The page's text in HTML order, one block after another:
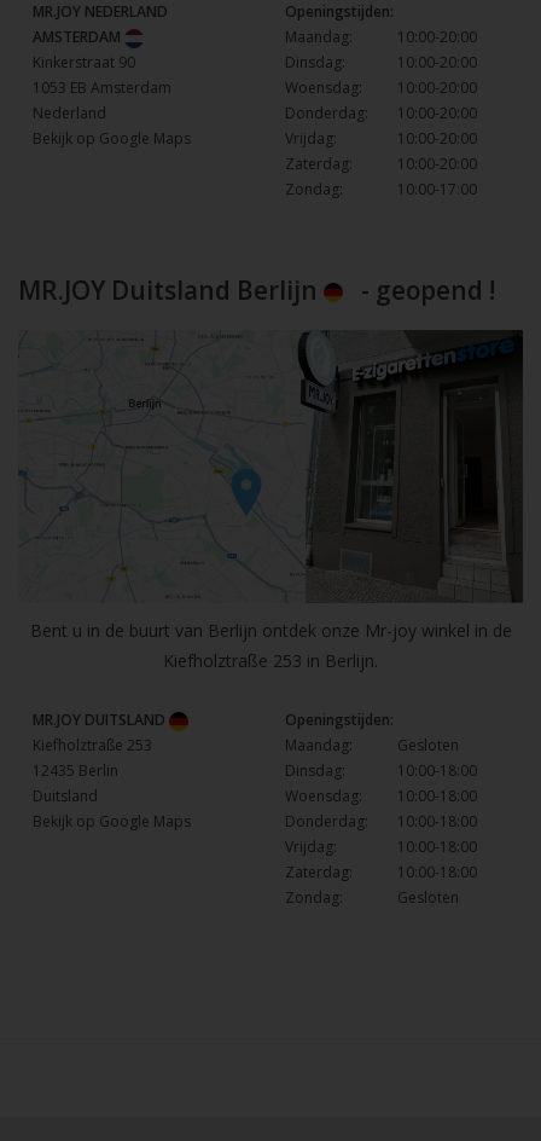
MR.JOY NEDERLAND
AMSTERDAM
Kinkerstraat 90
1053 EB Amsterdam
Nederland
Bekijk op Google Maps
Openingstijden:
Maandag:
10:00-20:00
Dinsdag:
10:00-20:00
Woensdag:
10:00-20:00
Donderdag:
10:00-20:00
Vrijdag:
10:00-20:00
Zaterdag:
10:00-20:00
Zondag:
10:00-17:00
MR.JOY Duitsland Berlijn - geopend !
Bent u in de buurt van Berlijn ontdek onze Mr-joy winkel in de
Kiefholztraße 253 in Berlijn.
MR.JOY DUITSLAND
Kiefholztraße 253
12435 Berlin
Duitsland
Bekijk op Google Maps
Openingstijden:
Maandag:
Gesloten
Dinsdag:
10:00-18:00
Woensdag:
10:00-18:00
Donderdag:
10:00-18:00
Vrijdag:
10:00-18:00
Zaterdag:
10:00-18:00
Zondag:
Gesloten